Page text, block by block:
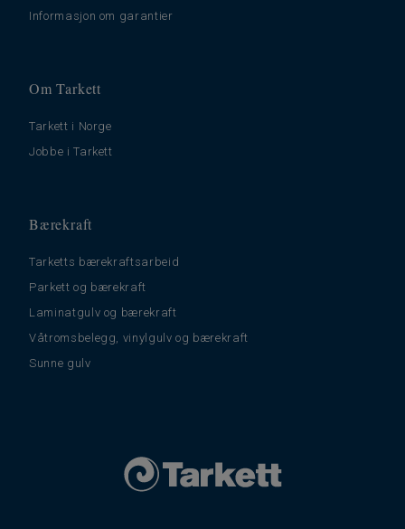
Informasjon om garantier
Om Tarkett
Tarkett i Norge
Jobbe i Tarkett
Bærekraft
Tarketts bærekraftsarbeid
Parkett og bærekraft
Laminatgulv og bærekraft
Våtromsbelegg, vinylgulv og bærekraft
Sunne gulv